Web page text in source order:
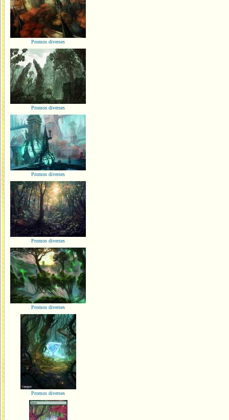
Promos diverses
Promos diverses
Promos diverses
Promos diverses
Promos diverses
Promos diverses